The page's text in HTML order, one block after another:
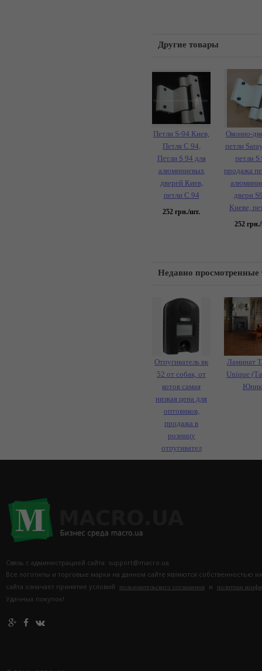
Другие товары
Петли S-94 Киев,
Петля С 94,
Петли S 94 для
алюминиевых
дверей Киев,
петли С 94
252 грн./шт.
Оконно-
петли
петли S
продажа
двери
Киеве,
252
Недавно просмотренные
Отпугиватель вк
52 от собак, от
котов самая
низкая цена для
оптовиков,
продажа в
розницу
отпугивател
Ламинат
Unique
Связь с администрацией сайта: support@macro.ua.
Все логотипы и торговые марки на данном сайте являются собственностью
сайта означает принятие условий
пользовательского соглашения и политики
Удачных покупок!